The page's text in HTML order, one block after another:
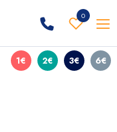
0
1€ 2€ 3€ 6€